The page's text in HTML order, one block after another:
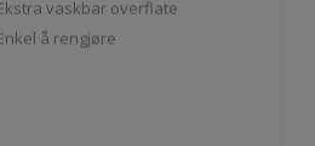
å rengjøre